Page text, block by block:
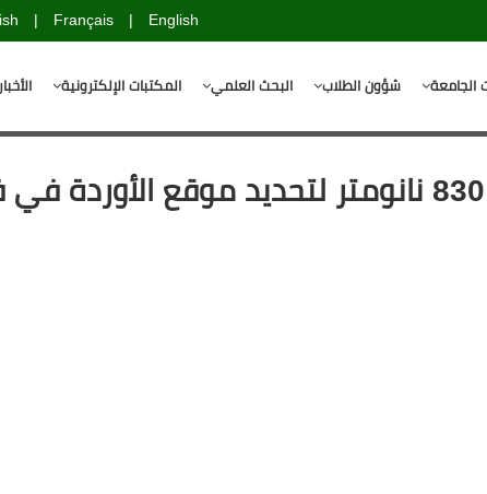
English
|
Français
|
الجامعة شؤون الطلاب البحث العلمي المكتبات الإلكترونية
دراسة إمكانية استخدام التصوير بليزر 830 نانومتر لتحديد